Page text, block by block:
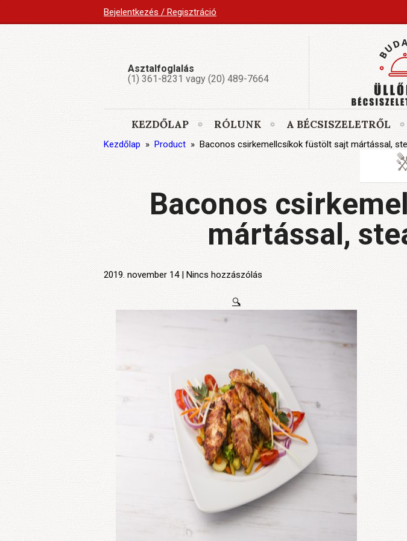
Bejelentkezés / Regisztráció
Asztalfoglalás
(1) 361-8231 vagy (20) 489-7664
KEZDŐLAP RÓLUNK A BÉCSISZELETRŐL
Kezdőlap » Product »Baconos csirkemellcsíkok füstölt sajt mártással,
Baconos
mártással,
2019. november 14 | Nincs hozzászólás
🔍